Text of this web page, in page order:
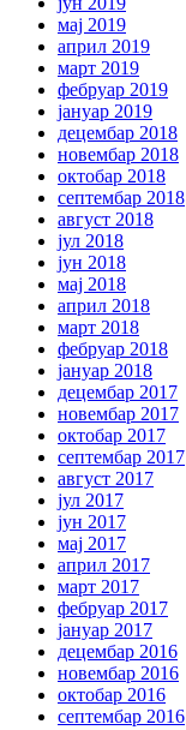
мај 2019
април 2019
март 2019
фебруар 2019
јануар 2019
децембар 2018
новембар 2018
октобар 2018
септембар 2018
август 2018
јул 2018
јун 2018
мај 2018
април 2018
март 2018
фебруар 2018
јануар 2018
децембар 2017
новембар 2017
октобар 2017
септембар 2017
август 2017
јул 2017
јун 2017
мај 2017
април 2017
март 2017
фебруар 2017
јануар 2017
децембар 2016
новембар 2016
октобар 2016
септембар 2016